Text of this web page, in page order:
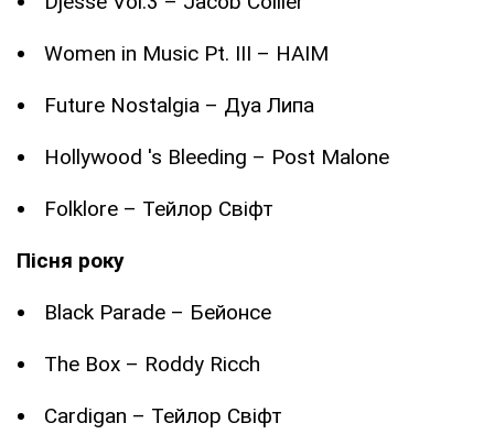
Women in Music Pt. III – HAIM
Future Nostalgia – Дуа Липа
Hollywood 's Bleeding – Post Malone
Folklore – Тейлор Свіфт
Пісня року
Black Parade – Бейонсе
The Box – Roddy Ricch
Cardigan – Тейлор Свіфт